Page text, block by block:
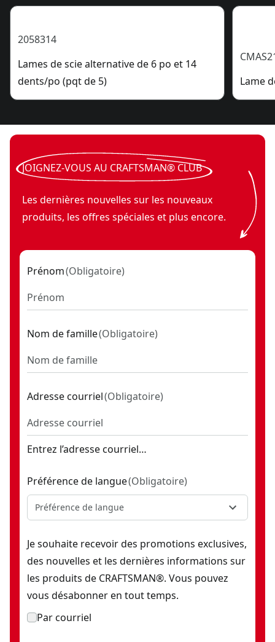
2058314
Lames de scie alternative de 6 po et 14
dents/po (pqt de 5)
Lame
JOIGNEZ-VOUS AU CRAFTSMAN® CLUB
Les dernières nouvelles sur les nouveaux
produits, les offres spéciales et plus encore.
Prénom(Obligatoire)
Nom de famille(Obligatoire)
Adresse courriel(Obligatoire)
Entrez l’adresse courriel…
Préférence de langue(Obligatoire)
Préférence de langue
Je souhaite recevoir des promotions exclusives,
des nouvelles et les dernières informations sur
les produits de CRAFTSMAN®. Vous pouvez
vous désabonner en tout temps.
Par courriel